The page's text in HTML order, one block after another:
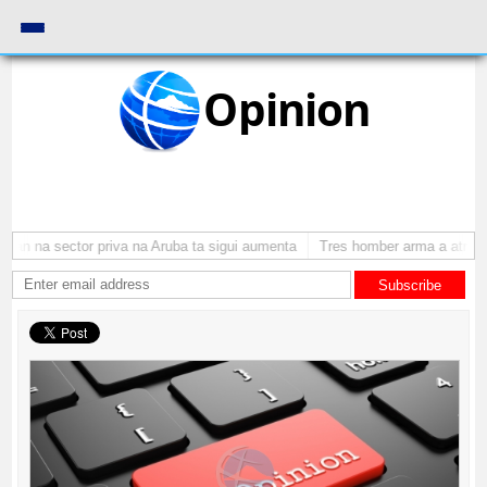
Opinion
na sector priva na Aruba ta sigui aumenta Tres homber arma a atraca
Subscribe